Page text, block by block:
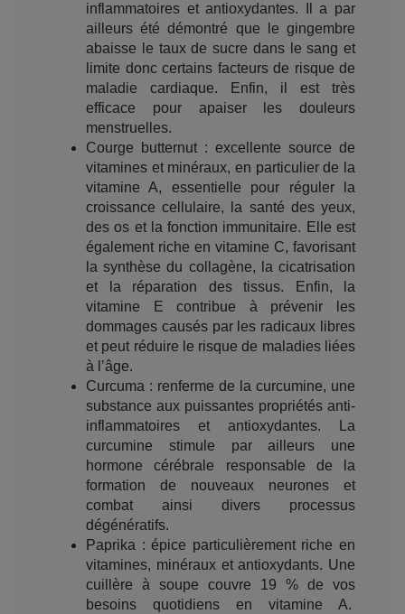
inflammatoires et antioxydantes. Il a par
ailleurs été démontré que le gingembre
abaisse le taux de sucre dans le sang et
limite donc certains facteurs de risque de
maladie cardiaque. Enfin, il est très
efficace pour apaiser les douleurs
menstruelles.
Courge butternut : excellente source de
vitamines et minéraux, en particulier de la
vitamine A, essentielle pour réguler la
croissance cellulaire, la santé des yeux,
des os et la fonction immunitaire. Elle est
également riche en vitamine C, favorisant
la synthèse du collagène, la cicatrisation
et la réparation des tissus. Enfin, la
vitamine E contribue à prévenir les
dommages causés par les radicaux libres
et peut réduire le risque de maladies liées
à l’âge.
Curcuma : renferme de la curcumine, une
substance aux puissantes propriétés anti-
inflammatoires et antioxydantes. La
curcumine stimule par ailleurs une
hormone cérébrale responsable de la
formation de nouveaux neurones et
combat ainsi divers processus
dégénératifs.
Paprika : épice particulièrement riche en
vitamines, minéraux et antioxydants. Une
cuillère à soupe couvre 19 % de vos
besoins quotidiens en vitamine A.